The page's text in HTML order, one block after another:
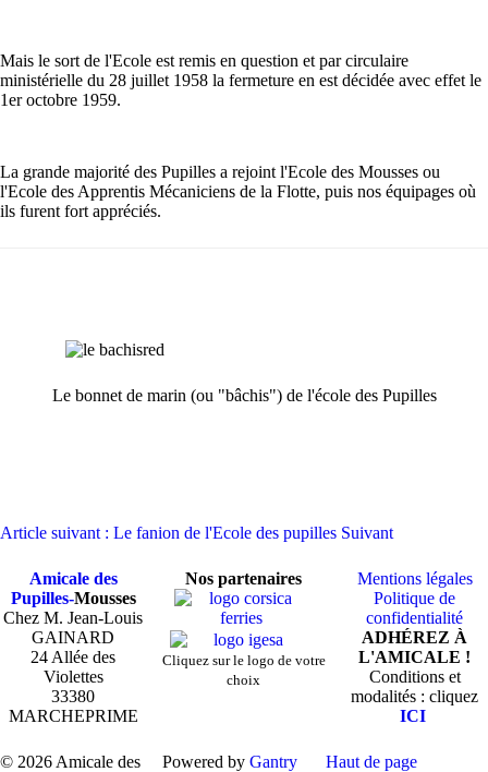
Mais le sort de l'Ecole est remis en question et par circulaire
ministérielle du 28 juillet 1958 la fermeture en est décidée avec effet le
1er octobre 1959.
La grande majorité des Pupilles a rejoint l'Ecole des Mousses ou
l'Ecole des Apprentis Mécaniciens de la Flotte, puis nos équipages où
ils furent fort appréciés.
Le bonnet de marin (ou "bâchis") de l'école des Pupilles
Article suivant : Le fanion de l'Ecole des pupilles Suivant
Amicale des
Pupilles-Mousses
Chez M. Jean-Louis
GAINARD
24 Allée des
Violettes
33380
MARCHEPRIME
Nos partenaires
Cliquez sur le logo de votre
choix
Mentions légales
Politique de
confidentialité
ADHÉREZ À
L'AMICALE !
Conditions et
modalités : cliquez
ICI
© 2026 Amicale des Powered byGantry Haut de page